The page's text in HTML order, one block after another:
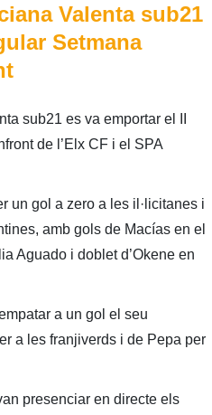
Valenta sub21
Setmana
sub21 es va emportar el II
de l’Elx CF i el SPA
un gol a zero a les il·licitanes i
amb gols de Macías en el
Aguado i doblet d’Okene en
a un gol el seu
a les franjiverds i de Pepa per
presenciar en directe els